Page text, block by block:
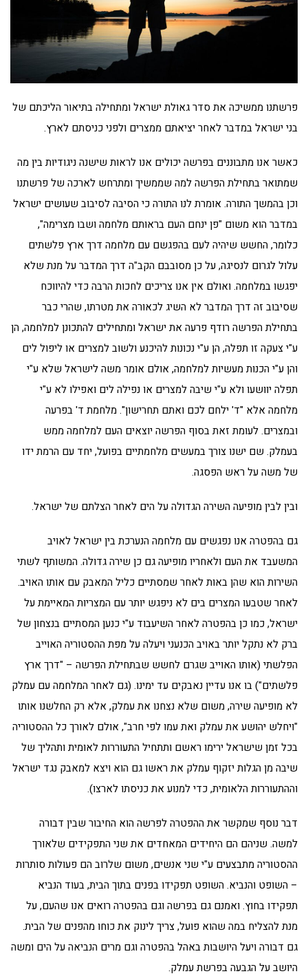
פרשתנו ממשיכה את סדר גאולת ישראל ומתחילה בתיאור הליכתם של
בני ישראל במדבר לאחר יציאתם ממצרים ולפני כניסתם לארץ.
כאשר אנו מתבוננים בפרשה יכולים אנו לראות שישנה ניגודיות בין מה
שמתואר בתחילת הפרשה למה שממשיך ומתרחש לארכה של פרשתנו
וכן בהמשך התורה. אומרת לנו התורה כי הסיבה לסיבוב שעושים ישראל
במדבר הוא משום "פן ינחם העם בראותם מלחמה ושבו מצרימה",
כלומר, החשש שיהיה לעם בהפגשם עם מלחמה דרך ארץ פלשתים
עלול לגרום לנסיגה, על כן מסובבם הקב"ה דרך המדבר על מנת שלא
יפגשו במלחמה. ואולם אין אנו צריכים לחכות הרבה כדי להיווכח
שסיבוב זה דרך המדבר לא השיג לכאורה את מטרתו, שהרי כבר
בתחילת הפרשה רודף פרעה את ישראל ומתחילים להתכונן למלחמה, הן
ע"י צעקה זו תפלה, הן ע"י נכונות להיכנע ולשוב למצרים או ליפול לים
והן ע"י הכנות מעשיות למלחמה, אולם אומר משה לישראל שלא ע"י
תפלה יוושעו ולא ע"י שיבה למצרים או נפילה לים ואפילו לא ע"י
מלחמה אלא "ד' ילחם לכם ואתם תחרישון". מלחמת ד' בפרעה
ובמצרים. לעומת זאת בסוף הפרשה יוצאים העם למלחמה ממש
בעמלק. שם ישנו צורך במעשים מלחמתיים בפועל, יחד עם הרמת ידו
של משה על ראש הפסגה.
ובין לבין מופיעה השירה הגדולה על הים לאחר הצלתם של ישראל.
גם בהפטרה אנו נפגשים עם מלחמה הנערכת בין ישראל לאויב
המשעבד את העם ולאחריו מופיעה גם כן שירה גדולה. המשותף לשתי
השירות הוא שהן באות לאחר שמסתיים כליל המאבק עם אותו האויב.
לאחר שטבעו המצרים בים לא ניפגש יותר עם המצריות המאיימת על
ישראל, כמו כן בהפטרה לאחר השיעבוד ע"י כנען המסתיים בנצחון של
ברק לא נתקל יותר באויב הכנעני ויעלה על מפת ההסטוריה האוייב
הפלשתי (אותו האוייב שגרם לחשש שבתחילת הפרשה – "דרך ארץ
פלשתים") בו אנו עדיין נאבקים עד ימינו. (גם לאחר המלחמה עם עמלק
לא מופיעה שירה, משום שלא נצחנו את עמלק, אלא רק החלשנו אותו
"ויחלש יהושע את עמלק ואת עמו לפי חרב", אולם לאורך כל ההסטוריה
בכל זמן שישראל ירימו ראשם ותתחיל התעוררות לאומית ותהליך של
שיבה מן הגלות יזקוף עמלק את ראשו גם הוא ויצא למאבק נגד ישראל
וההתעוררות הלאומית, כדי למנוע את כניסתו לארצו).
דבר נוסף שמקשר את ההפטרה לפרשה הוא החיבור שבין דבורה
למשה. שניהם הם היחידים המאחדים את שני התפקידים שלאורך
ההסטוריה מתבצעים ע"י שני אנשים, משום שלרוב הם פעולות סותרות
– השופט והנביא. השופט תפקידו בפנים בתוך הבית, בעוד הנביא
תפקידו בחוץ. ואמנם גם בפרשה וגם בהפטרה רואים אנו שהעם, על
מנת להצליח במה שהוא פועל, צריך לינוק את כוחו מהפנים של הבית.
גם דבורה ויעל היושבות באהל בהפטרה וגם מרים הנביאה על הים ומשה
היושב על הגבעה בפרשת עמלק.